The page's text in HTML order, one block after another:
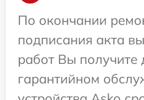
По окончании
подписания акта
работ Вы получите
гарантийном